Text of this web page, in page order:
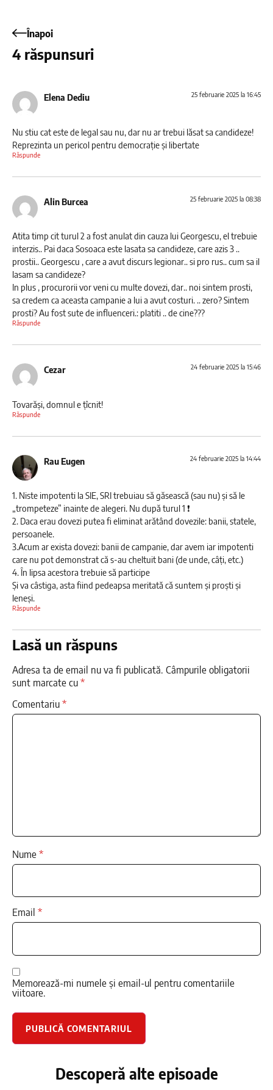
Înapoi
4 răspunsuri
Elena Dediu 25 februarie 2025 la 16:45
Nu stiu cat este de legal sau nu, dar nu ar trebui lăsat sa candideze!
Reprezinta un pericol pentru democrație și libertate
Răspunde
Alin Burcea 25 februarie 2025 la 08:38
Atita timp cit turul 2 a fost anulat din cauza lui Georgescu, el trebuie
interzis.. Pai daca Sosoaca este lasata sa candideze, care azis 3 ..
prostii.. Georgescu , care a avut discurs legionar.. si pro rus.. cum sa il
lasam sa candideze?
In plus , procurorii vor veni cu multe dovezi, dar.. noi sintem prosti,
sa credem ca aceasta campanie a lui a avut costuri. .. zero? Sintem
prosti? Au fost sute de influenceri.: platiti .. de cine???
Răspunde
Cezar 24 februarie 2025 la 15:46
Tovarăși, domnul e țîcnit!
Răspunde
Rau Eugen 24 februarie 2025 la 14:44
1. Niste impotenti la SIE, SRI trebuiau să găsească (sau nu) și să le
„trompeteze” inainte de alegeri. Nu după turul 1 ❗
2. Daca erau dovezi putea fi eliminat arătând dovezile: banii, statele,
persoanele.
3.Acum ar exista dovezi: banii de campanie, dar avem iar impotenti
care nu pot demonstrat că s-au cheltuit bani (de unde, câți, etc.)
4. În lipsa acestora trebuie să participe
Și va câstiga, asta fiind pedeapsa meritată că suntem și proști și
leneși.
Răspunde
Lasă un răspuns
Adresa ta de email nu va fi publicată. Câmpurile obligatorii
sunt marcate cu*
Comentariu*
Nume*
Email *
Memorează-mi numele și email-ul pentru comentariile
viitoare.
Descoperă alte episoade